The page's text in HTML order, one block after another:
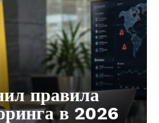
правила
в 2026